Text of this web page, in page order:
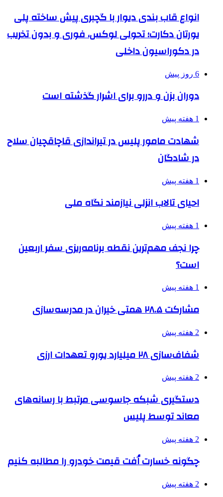
انواع قاب بندی دیوار با گچبری پیش ساخته پلی
یورتان دکارت؛ تحولی لوکس، فوری و بدون تخریب
در دکوراسیون داخلی
6 روز پیش
دوران بزن و دررو برای اشرار گذشته است
1 هفته پیش
شهادت مامور پلیس در تیراندازی قاچاقچیان سلاح
در شادگان
1 هفته پیش
احیای تالاب انزلی نیازمند نگاه ملی
1 هفته پیش
چرا نجف مهم‌ترین نقطه برنامه‌ریزی سفر اربعین
است؟
1 هفته پیش
مشارکت ۲۸.۵ همتی خیران در مدرسه‌سازی
2 هفته پیش
شفاف‌سازی ۲۸ میلیارد یورو تعهدات ارزی
2 هفته پیش
دستگیری شبکه جاسوسی مرتبط با رسانه‌های
معاند توسط پلیس
2 هفته پیش
چگونه خسارت اُفت قیمت خودرو را مطالبه کنیم
2 هفته پیش